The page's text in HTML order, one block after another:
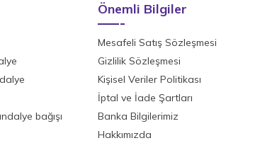
bağışı
Önemli Bilgiler
Mesafeli Satış Sözleşmesi
Gizlilik Sözleşmesi
Kişisel Veriler Politikası
İptal ve İade Şartları
Banka Bilgilerimiz
Hakkımızda